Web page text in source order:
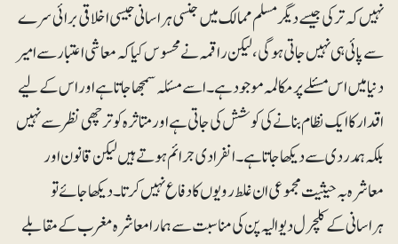
نہیں کہ ترکی جیسے دیگر مسلم ممالک میں جنسی ہراسانی جیسی اخلاقی برائی سرے
سے پائی ہی نہیں جاتی ہوگی، لیکن راقمہ نے محسوس کیا کہ معاشی اعتبار سے امیر
دنیا میں اس مسئلے پر مکالمہ موجود ہے۔ اسے مسئلہ سمجھا جاتا ہے اور اس کے لیے
اقدار کا ایک نظام بنانے کی کوشش کی جاتی ہے اور متاثرہ کو ترچھی نظر سے نہیں
بلکہ ہمدردی سے دیکھا جاتا ہے۔ انفرادی جرائم ہوتے ہیں لیکن قانون اور
معاشرہ بہ حیثیت مجموعی ان غلط رویوں کا دفاع نہیں کرتا۔ دیکھا جائے تو
ہراسانی کے کلچرل دیوالیہ پن کی مناسبت سے ہمارا معاشرہ مغرب کے مقابلے